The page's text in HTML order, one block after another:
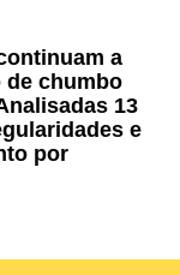
a
de chumbo
13
e
por